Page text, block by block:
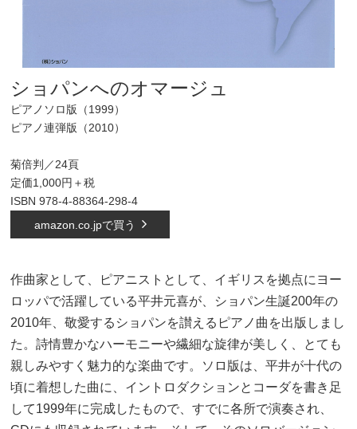
ショパンへのオマージュ
ピアノソロ版（1999）
ピアノ連弾版（2010）
菊倍判／24頁
定価1,000円＋税
ISBN 978-4-88364-298-4
amazon.co.jpで買う
作曲家として、ピアニストとして、イギリスを拠点にヨー
ロッパで活躍している平井元喜が、ショパン生誕200年の
2010年、敬愛するショパンを讃えるピアノ曲を出版しまし
た。詩情豊かなハーモニーや繊細な旋律が美しく、とても
親しみやすく魅力的な楽曲です。ソロ版は、平井が十代の
頃に着想した曲に、イントロダクションとコーダを書き足
して1999年に完成したもので、すでに各所で演奏され、